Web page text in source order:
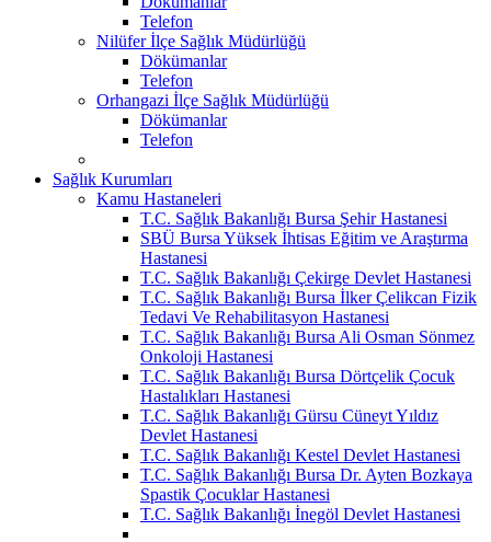
Telefon
Nilüfer İlçe Sağlık Müdürlüğü
Dökümanlar
Telefon
Orhangazi İlçe Sağlık Müdürlüğü
Dökümanlar
Telefon
Sağlık Kurumları
Kamu Hastaneleri
T.C. Sağlık Bakanlığı Bursa Şehir Hastanesi
SBÜ Bursa Yüksek İhtisas Eğitim ve Araştırma
Hastanesi
T.C. Sağlık Bakanlığı Çekirge Devlet Hastanesi
T.C. Sağlık Bakanlığı Bursa İlker Çelikcan Fizik
Tedavi Ve Rehabilitasyon Hastanesi
T.C. Sağlık Bakanlığı Bursa Ali Osman Sönmez
Onkoloji Hastanesi
T.C. Sağlık Bakanlığı Bursa Dörtçelik Çocuk
Hastalıkları Hastanesi
T.C. Sağlık Bakanlığı Gürsu Cüneyt Yıldız
Devlet Hastanesi
T.C. Sağlık Bakanlığı Kestel Devlet Hastanesi
T.C. Sağlık Bakanlığı Bursa Dr. Ayten Bozkaya
Spastik Çocuklar Hastanesi
T.C. Sağlık Bakanlığı İnegöl Devlet Hastanesi